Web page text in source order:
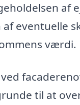
af
eventuelle
værdi.
til at